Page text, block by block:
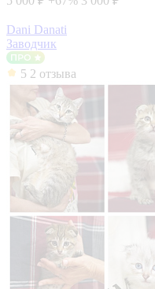
Dani Danati
Заводчик
5 2 отзыва